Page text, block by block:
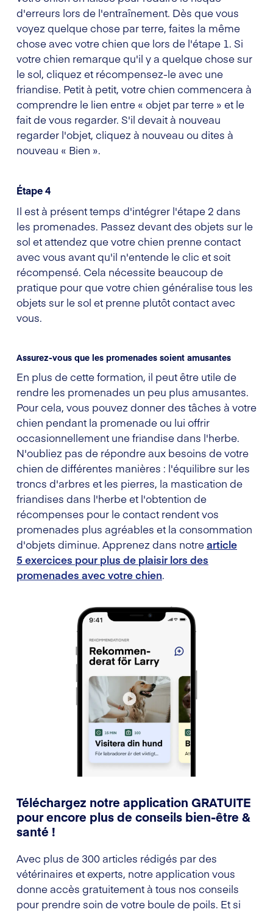
d'erreurs lors de l'entraînement. Dès que vous
voyez quelque chose par terre, faites la même
chose avec votre chien que lors de l'étape 1. Si
votre chien remarque qu'il y a quelque chose sur
le sol, cliquez et récompensez-le avec une
friandise. Petit à petit, votre chien commencera à
comprendre le lien entre « objet par terre » et le
fait de vous regarder. S'il devait à nouveau
regarder l'objet, cliquez à nouveau ou dites à
nouveau « Bien ».
Étape 4
Il est à présent temps d'intégrer l'étape 2 dans
les promenades. Passez devant des objets sur le
sol et attendez que votre chien prenne contact
avec vous avant qu'il n'entende le clic et soit
récompensé. Cela nécessite beaucoup de
pratique pour que votre chien généralise tous les
objets sur le sol et prenne plutôt contact avec
vous.
Assurez-vous que les promenades soient amusantes
En plus de cette formation, il peut être utile de
rendre les promenades un peu plus amusantes.
Pour cela, vous pouvez donner des tâches à votre
chien pendant la promenade ou lui offrir
occasionnellement une friandise dans l'herbe.
N'oubliez pas de répondre aux besoins de votre
chien de différentes manières : l'équilibre sur les
troncs d'arbres et les pierres, la mastication de
friandises dans l'herbe et l'obtention de
récompenses pour le contact rendent vos
promenades plus agréables et la consommation
d'objets diminue. Apprenez dans notrearticle
5 exercices pour plus de plaisir lors des
promenades avec votre chien.
Téléchargez notre application GRATUITE
pour encore plus de conseils bien-être &
santé !
Avec plus de 300 articles rédigés par des
vétérinaires et experts, notre application vous
donne accès gratuitement à tous nos conseils
pour prendre soin de votre boule de poils. Et si